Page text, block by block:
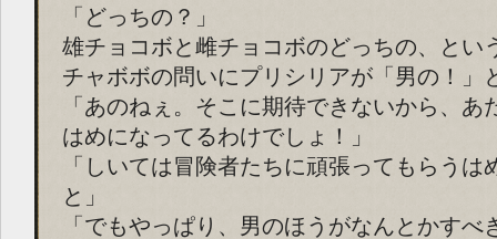
「どっちの？」
雄チョコボと雌チョコボのどっちの、とい
チャボボの問いにプリシリアが「男の！」
「あのねぇ。そこに期待できないから、あ
はめになってるわけでしょ！」
「しいては冒険者たちに頑張ってもらうは
と」
「でもやっぱり、男のほうがなんとかすべ